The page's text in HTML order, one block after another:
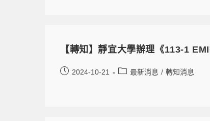
【轉知】靜宜大學辦理《113-1
2024-10-21 最新消息 / 轉知消息